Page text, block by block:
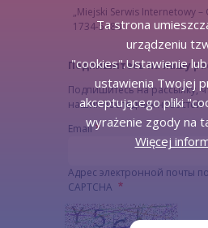
„Miejski Serwis Internetowy –
1734-5480
Подпишитесь на нашу
Подпишитесь на рассылку,
наших последних новостей
Email
Адрес электронной почты
CAPTCHA
Ta strona
urządzeniu
"cookies".Ustawienie
ustawienia Twojej
akceptującego pliki
wyrażenie zgody na
Więcej